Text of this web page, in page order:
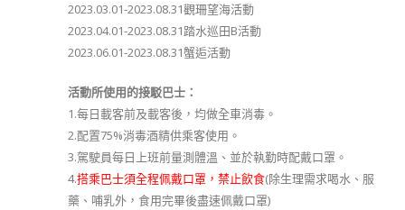
2023.03.01-2023.08.31觀珊望海活動
2023.04.01-2023.08.31踏水巡田B活動
2023.06.01-2023.08.31蟹逅活動
活動所使用的接駁巴士：
1.每日載客前及載客後，均做全車消毒。
2.配置75%消毒酒精供乘客使用。
3.駕駛員每日上班前量測體溫、並於執勤時配戴口罩。
4.搭乘巴士須全程佩戴口罩，禁止飲食(除生理需求喝水、服
藥、哺乳外，食用完畢後盡速佩戴口罩)